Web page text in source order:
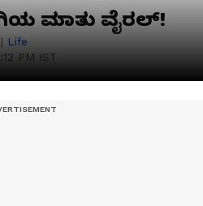
ಮಾತು ವೈರಲ್!
| Life
PM IST